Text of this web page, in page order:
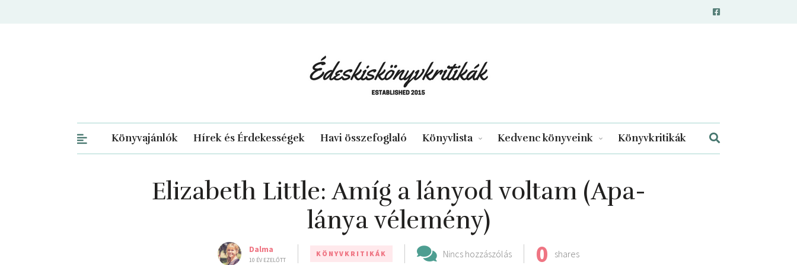
Könyvajánlók Hírek és Érdekességek Havi összefoglaló Könyvlista Kedvenc könyveink Könyvkritikák
Elizabeth Little: Amíg a lányod voltam (Apa-
lánya vélemény)
Dalma
10 ÉV EZELŐTT
KÖNYVKRITIKÁK Nincs hozzászólás 0 shares